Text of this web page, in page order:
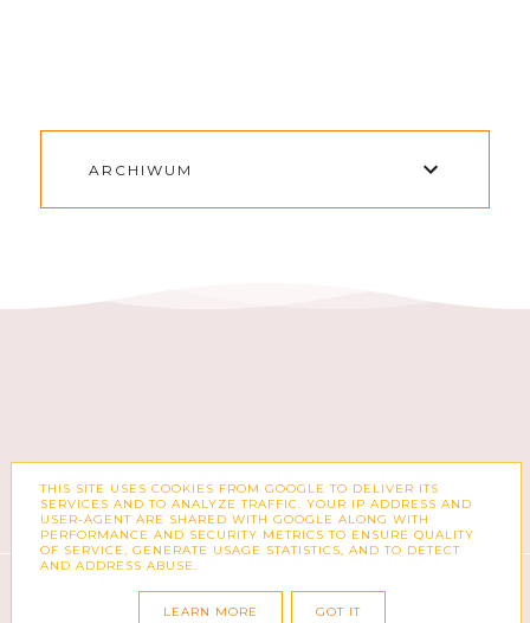
ARCHIWUM
FACEBOOK INSTAGRAM
KSIĄŻKACH, KOSMETYKACH I CODZIENNOŚCI
BLOG DESIGN: KAROGRAFIA.PL
THIS SITE USES COOKIES FROM GOOGLE TO DELIVER ITS
SERVICES AND TO ANALYZE TRAFFIC. YOUR IP ADDRESS AND
USER-AGENT ARE SHARED WITH GOOGLE ALONG WITH
PERFORMANCE AND SECURITY METRICS TO ENSURE QUALITY
OF SERVICE, GENERATE USAGE STATISTICS, AND TO DETECT
AND ADDRESS ABUSE.
LEARN MORE GOT IT